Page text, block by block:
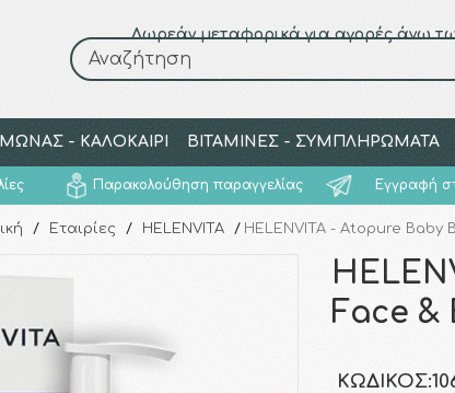
Δωρεάν μεταφορικά για αγορές άνω
Αναζήτηση
- ΚΑΛΟΚΑΙΡΙ ΒΙΤΑΜΙΝΕΣ - ΣΥΜΠΛΗΡΩΜΑΤΑ
Παρακολούθηση παραγγελίας Εγγραφή
Αναζήτηση
/ Εταιρίες / HELENVITA / HELENVITA - Atopure Baby
Face &
ΚΩΔΙΚΌΣ: